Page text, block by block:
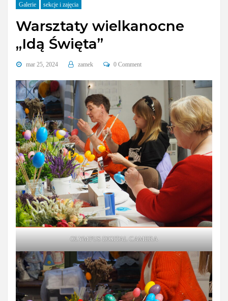
Galerie sekcje i zajęcia
Warsztaty wielkanocne
„Idą Święta”
mar 25, 2024 zamek 0 Comment
OLYMPUS DIGITAL CAMERA